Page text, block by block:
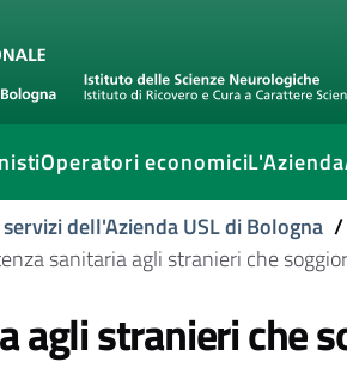
Operatori economiciL'Azienda
servizi dell'Azienda USL di Bologna /
sanitaria agli stranieri che
agli stranieri che